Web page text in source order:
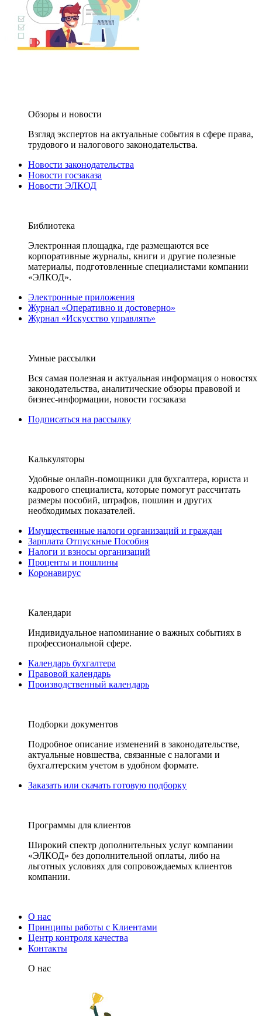
Обзоры и новости
Взгляд экспертов на актуальные события в сфере права,
трудового и налогового законодательства.
Новости законодательства
Новости госзаказа
Новости ЭЛКОД
Библиотека
Электронная площадка, где размещаются все
корпоративные журналы, книги и другие полезные
материалы, подготовленные специалистами компании
«ЭЛКОД».
Электронные приложения
Журнал «Оперативно и достоверно»
Журнал «Искусство управлять»
Умные рассылки
Вся самая полезная и актуальная информация о новостях
законодательства, аналитические обзоры правовой и
бизнес-информации, новости госзаказа
Подписаться на рассылку
Калькуляторы
Удобные онлайн-помощники для бухгалтера, юриста и
кадрового специалиста, которые помогут рассчитать
размеры пособий, штрафов, пошлин и других
необходимых показателей.
Имущественные налоги организаций и граждан
Зарплата Отпускные Пособия
Налоги и взносы организаций
Проценты и пошлины
Коронавирус
Календари
Индивидуальное напоминание о важных событиях в
профессиональной сфере.
Календарь бухгалтера
Правовой календарь
Производственный календарь
Подборки документов
Подробное описание изменений в законодательстве,
актуальные новшества, связанные с налогами и
бухгалтерским учетом в удобном формате.
Заказать или скачать готовую подборку
Программы для клиентов
Широкий спектр дополнительных услуг компании
«ЭЛКОД» без дополнительной оплаты, либо на
льготных условиях для сопровождаемых клиентов
компании.
О нас
Принципы работы с Клиентами
Центр контроля качества
Контакты
О нас